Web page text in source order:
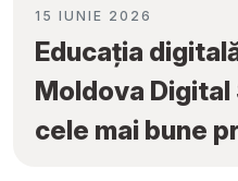
15 IUNIE 2026
Educația
Moldova
cele mai bune